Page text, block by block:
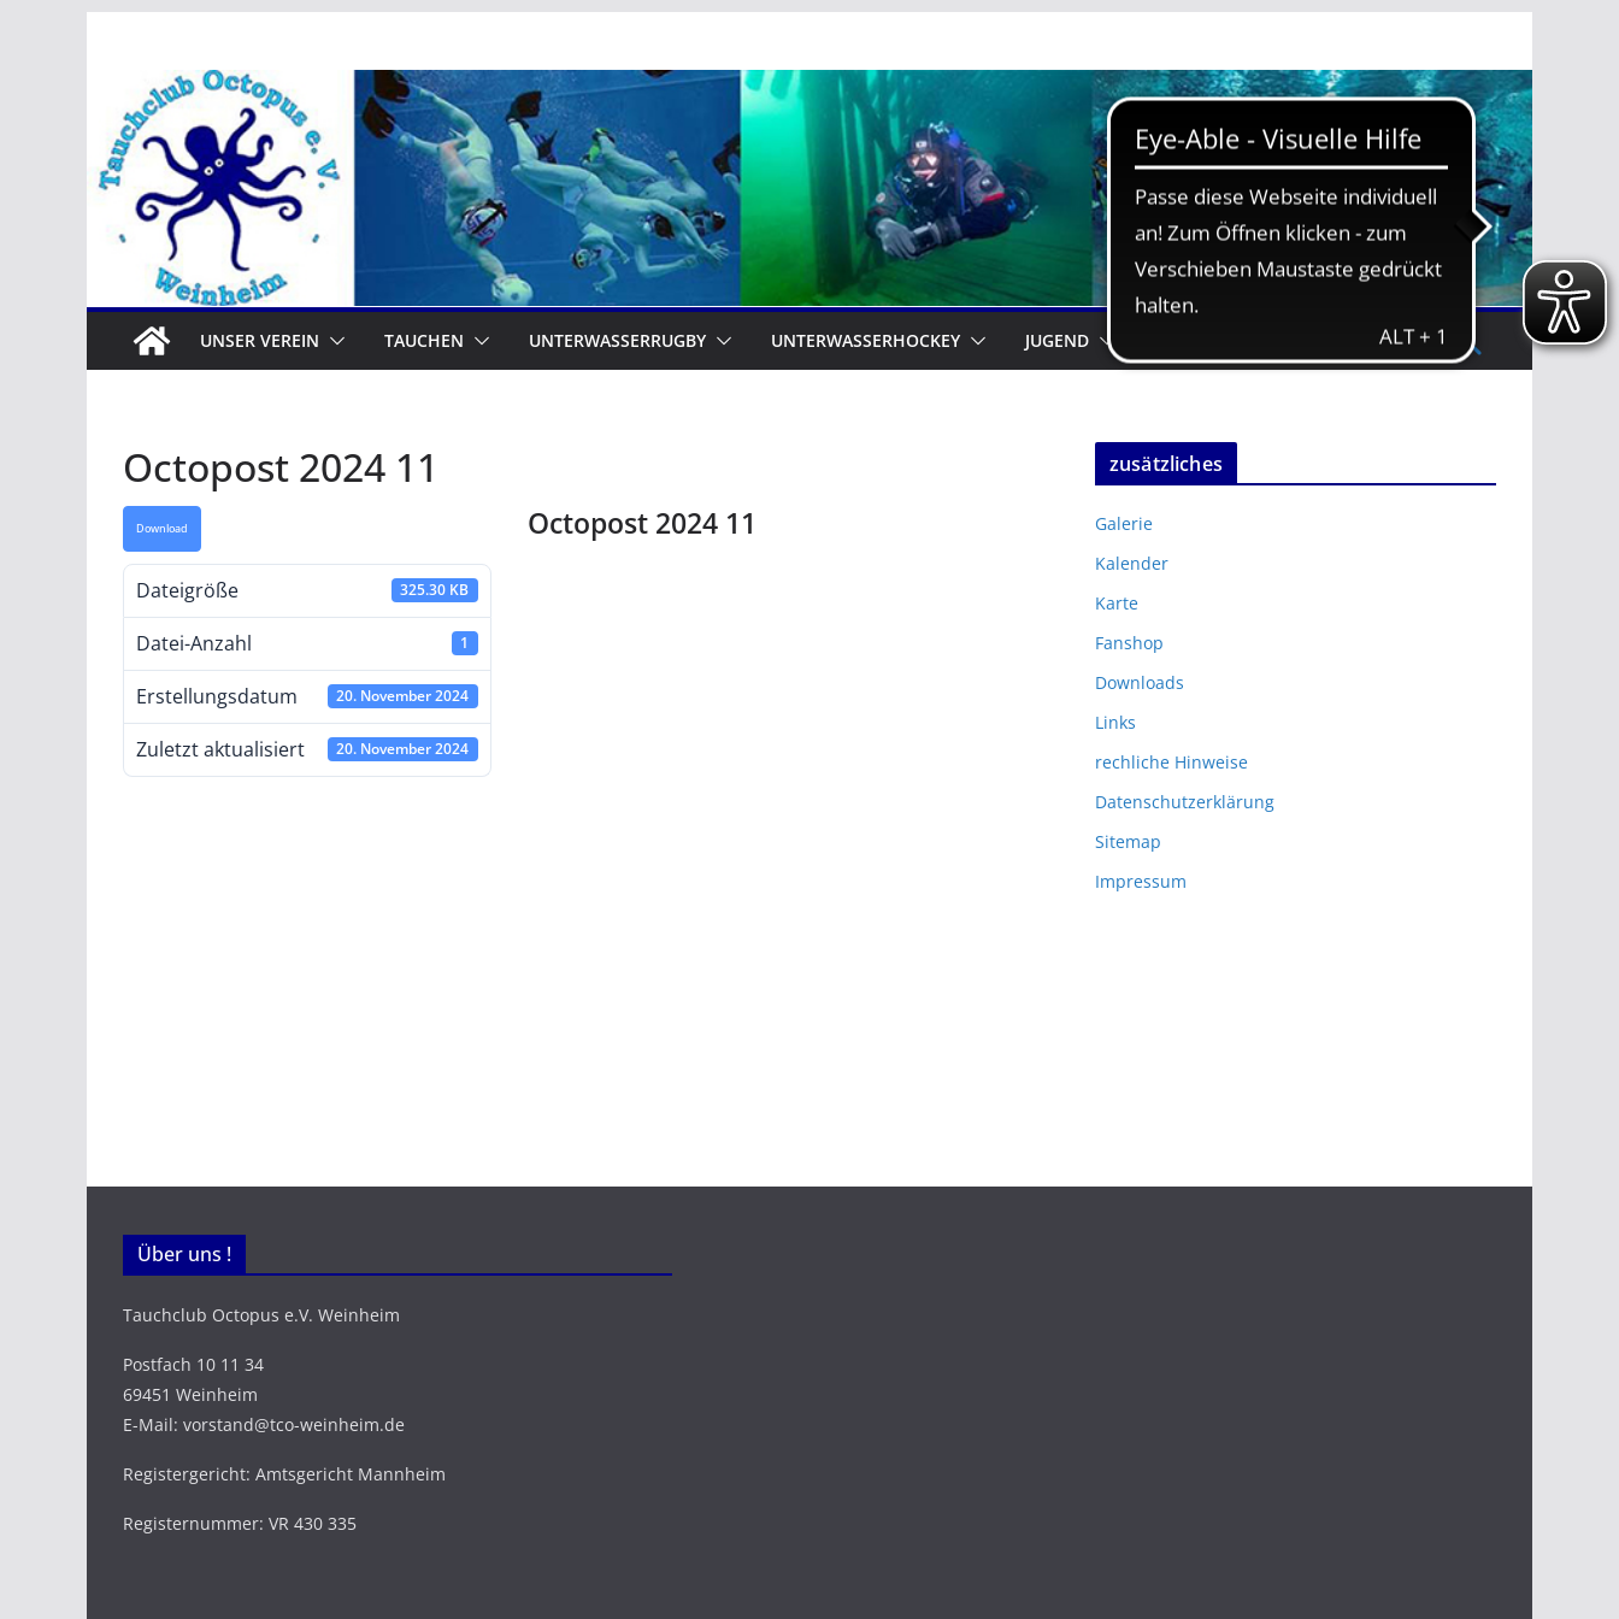
springen
UNSER VEREIN TAUCHEN UNTERWASSERRUGBY UNTERWASSERHOCKEY JUGEND
Octopost 2024 11
Download
Dateigröße 325.30 KB
Datei-Anzahl 1
Erstellungsdatum 20. November 2024
Zuletzt aktualisiert 20. November 2024
Octopost 2024 11
zusätzliches
Galerie
Kalender
Karte
Fanshop
Downloads
Links
rechliche Hinweise
Datenschutzerklärung
Sitemap
Impressum
Über uns !
Tauchclub Octopus e.V. Weinheim
Postfach 10 11 34
69451 Weinheim
E-Mail: vorstand@tco-weinheim.de
Registergericht: Amtsgericht Mannheim
Registernummer: VR 430 335